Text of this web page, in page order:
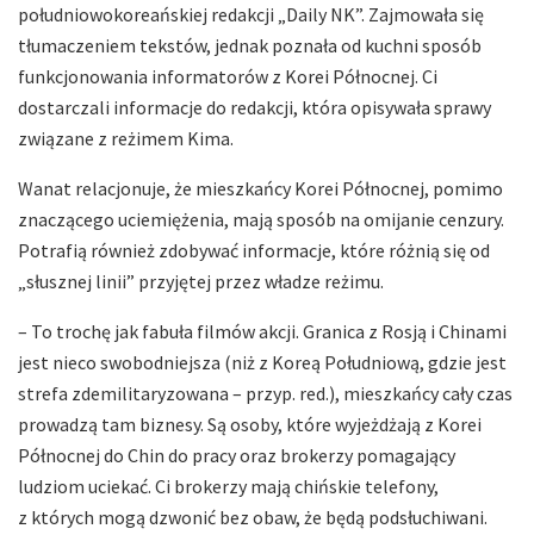
południowokoreańskiej redakcji „Daily NK”. Zajmowała się
tłumaczeniem tekstów, jednak poznała od kuchni sposób
funkcjonowania informatorów z Korei Północnej. Ci
dostarczali informacje do redakcji, która opisywała sprawy
związane z reżimem Kima.
Wanat relacjonuje, że mieszkańcy Korei Północnej, pomimo
znaczącego uciemiężenia, mają sposób na omijanie cenzury.
Potrafią również zdobywać informacje, które różnią się od
„słusznej linii” przyjętej przez władze reżimu.
– To trochę jak fabuła filmów akcji. Granica z Rosją i Chinami
jest nieco swobodniejsza (niż z Koreą Południową, gdzie jest
strefa zdemilitaryzowana – przyp. red.), mieszkańcy cały czas
prowadzą tam biznesy. Są osoby, które wyjeżdżają z Korei
Północnej do Chin do pracy oraz brokerzy pomagający
ludziom uciekać. Ci brokerzy mają chińskie telefony,
z których mogą dzwonić bez obaw, że będą podsłuchiwani.